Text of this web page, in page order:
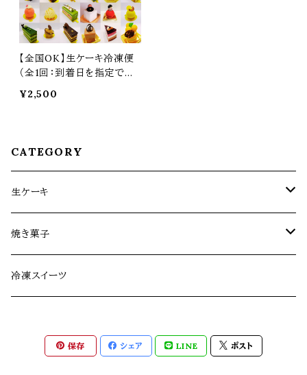
【全国OK】生ケーキ冷凍便
（全1回：到着日を指定でき
ご覧ください
¥2,500
CATEGORY
生ケーキ
生ケーキ定期便
生ケーキ（全1回）
焼き菓子
お菓子缶シリーズ
冷凍スイーツ
保存 シェア LINE ポスト